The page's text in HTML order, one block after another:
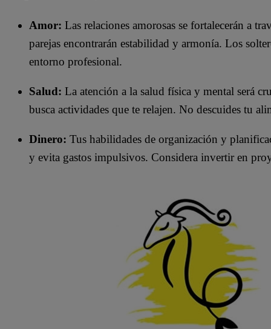
Amor: Las relaciones amorosas se fortalecerán a
parejas encontrarán estabilidad y armonía. Los
entorno profesional.​
Salud: La atención a la salud física y mental será
busca actividades que te relajen. No descuides tu
Dinero: Tus habilidades de organización y
y evita gastos impulsivos. Considera invertir en